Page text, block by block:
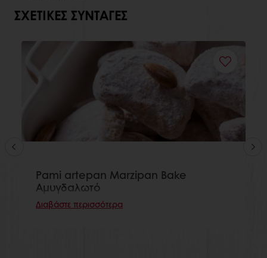
ΣΧΕΤΙΚΈΣ ΣΥΝΤΑΓΈΣ
Pami artepan Marzipan Bake
Αμυγδαλωτό
Διαβάστε περισσότερα